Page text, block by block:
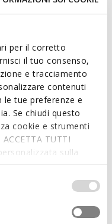
per il corretto
il tuo consenso,
e tracciamento
contenuti
le tue preferenze e
Se chiudi questo
cookie e strumenti
TUTTI
sulla
quali cookies ed
Per maggiori
momento le
3 werkdagen
na leverdatum
damessneaker, de
en trendy design.
hier in geel en
dat opvalt door zijn
onconventionele